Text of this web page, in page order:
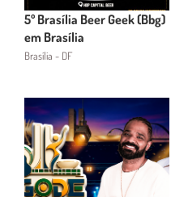
5º Brasília Beer Geek (Bbg)
em Brasília
Brasília - DF